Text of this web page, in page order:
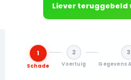
Liever teruggebeld
1
Schade
2
Voertuig
3
Gegevens